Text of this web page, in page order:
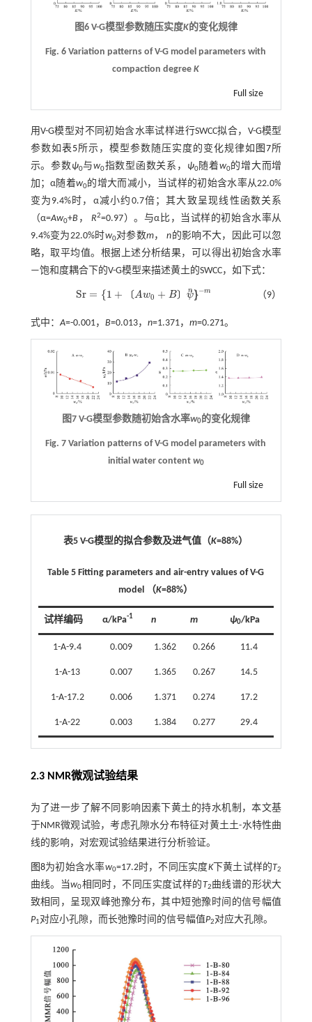
图6 V-G模型参数随压实度K的变化规律
Fig. 6 Variation patterns of V-G model parameters with
compaction degreeK
Full size
用V-G模型对不同初始含水率试样进行SWCC拟合，V-G模型
参数如 表5所示，模型参数随压实度的变化规律如 图7所
示。参数ψ0与w0指数型函数关系， ψ0随着w0的增大而增
加；α随着w0的增大而减小，当试样的初始含水率从22.0%
变为9.4%时，α减小约0.7倍；其大致呈现线性函数关系
（α=Aw0+B ， R2=0.97）。与α比，当试样的初始含水率从
9.4%变为22.0%时w0对参数m，n 的影响不大，因此可以忽
略，取平均值。根据上述分析结果，可以得出初始含水率
—饱和度耦合下的V-G模型来描述黄土的SWCC，如下式：
Sr = {1 + 〔Aw0 + B〕 ψ)
n}−m
Sr= {1+ A w 0+ ψ)n}-m （9）
式中：A=-0.001， B=0.013， n=1.371， m=0.271。
图7 V-G模型参数随初始含水率w0的变化规律
Fig. 7 Variation patterns of V-G model parameters with
initial water content w0
Full size
表5 V-G模型的拟合参数及进气值（K=88%）
Table 5 Fitting parameters and air-entry values of V-G
model （K=88%）
试样编码 α/kPa-1 n m ψ0/kPa
1-A-9.4 0.009 1.362 0.266 11.4
1-A-13 0.007 1.365 0.267 14.5
1-A-17.2 0.006 1.371 0.274 17.2
1-A-22 0.003 1.384 0.277 29.4
2.3 NMR微观试验结果
为了进一步了解不同影响因素下黄土的持水机制，本文基
于NMR微观试验，考虑孔隙水分布特征对黄土土-水特性曲
线的影响，对宏观试验结果进行分析验证。
图8为初始含水率w0=17.2时，不同压实度K下黄土试样的T2
曲线。当w0相同时，不同压实度试样的T2曲线谱的形状大
致相同，呈现双峰弛豫分布，其中短弛豫时间的信号幅值
P1对应小孔隙，而长弛豫时间的信号幅值P2对应大孔隙。